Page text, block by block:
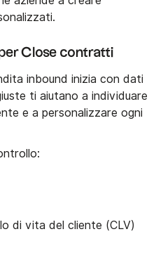
Close contratti
inbound inizia con dati
ti aiutano a individuare
e a personalizzare ogni
di vita del cliente (CLV)